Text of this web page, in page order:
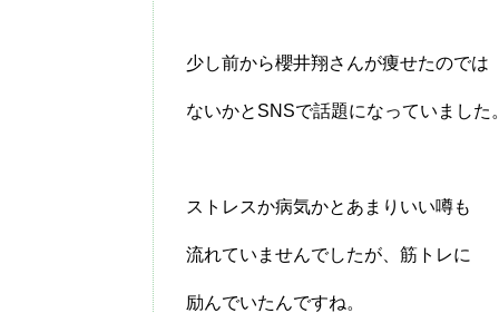
少し前から櫻井翔さんが痩せたのでは
ないかとSNSで話題になっていました
ストレスか病気かとあまりいい噂も
流れていませんでしたが、筋トレに
励んでいたんですね。